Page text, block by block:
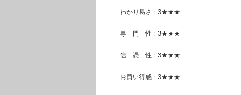
わかり易さ：3★★★
専 門 性：3★★★
信 憑 性：3★★★
お買い得感：3★★★